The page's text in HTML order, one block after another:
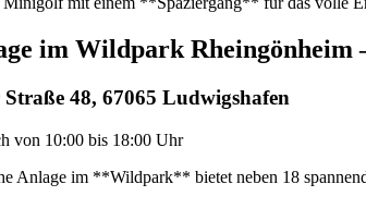
im Wildpark Rheingönheim
48, 67065 Ludwigshafen
von 10:00 bis 18:00 Uhr
Anlage im **Wildpark** bietet neben 18